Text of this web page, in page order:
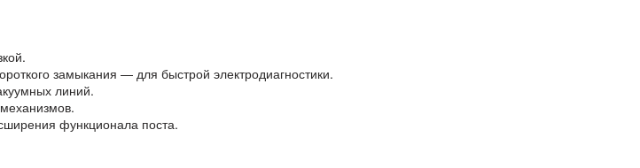
замыкания — для быстрой электродиагностики.
линий.
функционала поста.